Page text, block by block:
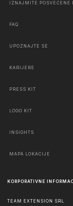
IZNAJMITE POSVEĆENE
FAQ
UPOZNAJTE SE
KARIJERE
PRESS KIT
LOGO KIT
INSIGHTS
MAPA LOKACIJE
KORPORATIVNE
TEAM EXTENSION SRL